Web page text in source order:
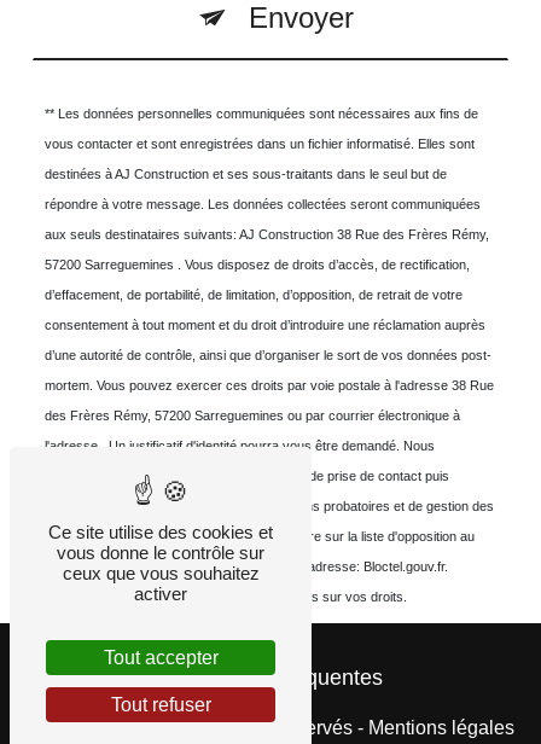
Envoyer
** Les données personnelles communiquées sont nécessaires aux fins de
vous contacter et sont enregistrées dans un fichier informatisé. Elles sont
destinées à AJ Construction et ses sous-traitants dans le seul but de
répondre à votre message. Les données collectées seront communiquées
aux seuls destinataires suivants: AJ Construction 38 Rue des Frères Rémy,
57200 Sarreguemines . Vous disposez de droits d’accès, de rectification,
d’effacement, de portabilité, de limitation, d’opposition, de retrait de votre
consentement à tout moment et du droit d’introduire une réclamation auprès
d’une autorité de contrôle, ainsi que d’organiser le sort de vos données post-
mortem. Vous pouvez exercer ces droits par voie postale à l'adresse 38 Rue
des Frères Rémy, 57200 Sarreguemines ou par courrier électronique à
l'adresse . Un justificatif d'identité pourra vous être demandé. Nous
conservons vos données pendant la période de prise de contact puis
pendant la durée de prescription légale aux fins probatoires et de gestion des
contentieux. Vous avez le droit de vous inscrire sur la liste d'opposition au
démarchage téléphonique, disponible à cette adresse: Bloctel.gouv.fr.
Consultez le site cnil.fr pour plus d’informations sur vos droits.
Recherches fréquentes
Vistalid- 2026 - Tous droits réservés - Mentions légales
Ce site utilise des cookies et
vous donne le contrôle sur
ceux que vous souhaitez
activer
Tout accepter
Tout refuser